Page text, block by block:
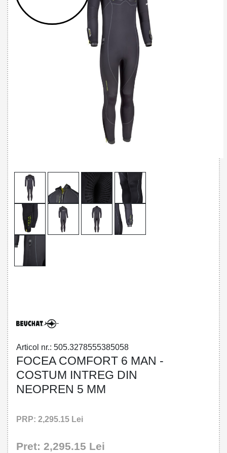
Articol nr.: 505.3278555385058
FOCEA COMFORT 6 MAN -
COSTUM INTREG DIN
NEOPREN 5 MM
PRP: 2,295.15 Lei
Pret: 2,295.15 Lei